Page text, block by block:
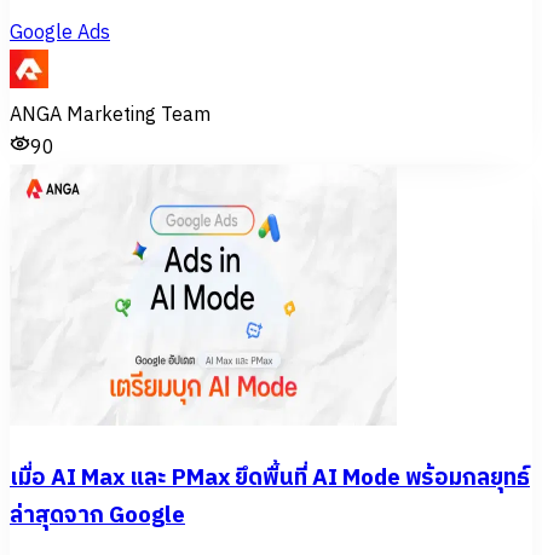
Google Ads
ANGA Marketing Team
90
เมื่อ AI Max และ PMax ยึดพื้นที่ AI Mode พร้อมกลยุทธ์
ล่าสุดจาก Google